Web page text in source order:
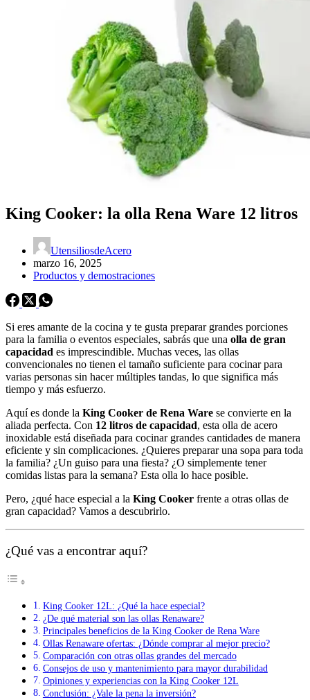
King Cooker: la olla Rena Ware 12 litros
UtensiliosdeAcero
marzo 16, 2025
Productos y demostraciones
Si eres amante de la cocina y te gusta preparar grandes porciones
para la familia o eventos especiales, sabrás que una olla de gran
capacidad es imprescindible. Muchas veces, las ollas
convencionales no tienen el tamaño suficiente para cocinar para
varias personas sin hacer múltiples tandas, lo que significa más
tiempo y más esfuerzo.
Aquí es donde la King Cooker de Rena Ware se convierte en la
aliada perfecta. Con 12 litros de capacidad, esta olla de acero
inoxidable está diseñada para cocinar grandes cantidades de manera
eficiente y sin complicaciones. ¿Quieres preparar una sopa para toda
la familia? ¿Un guiso para una fiesta? ¿O simplemente tener
comidas listas para la semana? Esta olla lo hace posible.
Pero, ¿qué hace especial a la King Cooker frente a otras ollas de
gran capacidad? Vamos a descubrirlo.
¿Qué vas a encontrar aquí?
King Cooker 12L: ¿Qué la hace especial?
¿De qué material son las ollas Renaware?
Principales beneficios de la King Cooker de Rena Ware
Ollas Renaware ofertas: ¿Dónde comprar al mejor precio?
Comparación con otras ollas grandes del mercado
Consejos de uso y mantenimiento para mayor durabilidad
Opiniones y experiencias con la King Cooker 12L
Conclusión: ¿Vale la pena la inversión?